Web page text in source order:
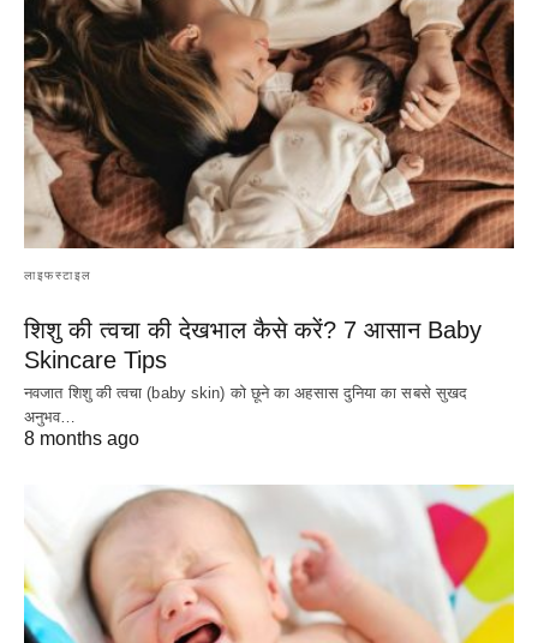
लाइफस्टाइल
शिशु की त्वचा की देखभाल कैसे करें? 7 आसान Baby
Skincare Tips
नवजात शिशु की त्वचा (baby skin) को छूने का अहसास दुनिया का सबसे सुखद
अनुभव…
8 months ago